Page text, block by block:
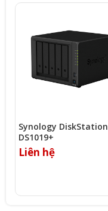
Synology DiskStation
DS1019+
Liên hệ